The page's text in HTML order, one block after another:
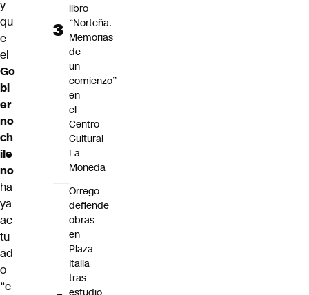
y
qu
e
el
Go
bi
er
no
ch
ile
no
ha
ya
ac
tu
ad
o
“e
libro
“Norteña.
Memorias
de
un
comienzo”
en
el
Centro
Cultural
La
Moneda
Orrego
defiende
obras
en
Plaza
Italia
tras
estudio